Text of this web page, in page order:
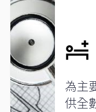
為主
供全